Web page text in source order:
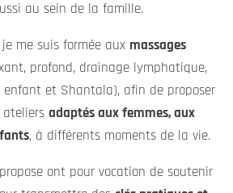
au sein de la famille.
je me suis formée aux massages
profond, drainage lymphatique,
et Shantala), afin de proposer
ateliers adaptés aux femmes, aux
, à différents moments de la vie.
ont pour vocation de soutenir